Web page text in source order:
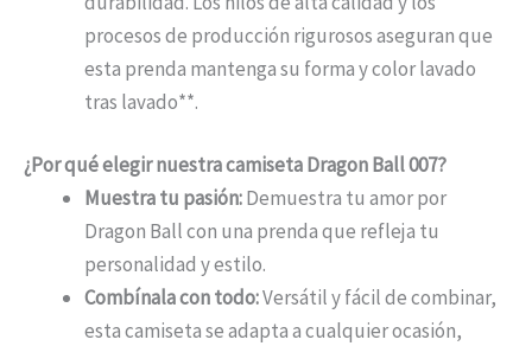
procesos de producción rigurosos aseguran que
esta prenda mantenga su forma y color lavado
tras lavado**.
¿Por qué elegir nuestra camiseta Dragon Ball 007?
Muestra tu pasión:Demuestra tu amor por
Dragon Ball con una prenda que refleja tu
personalidad y estilo.
Combínala con todo:Versátil y fácil de combinar,
esta camiseta se adapta a cualquier ocasión,